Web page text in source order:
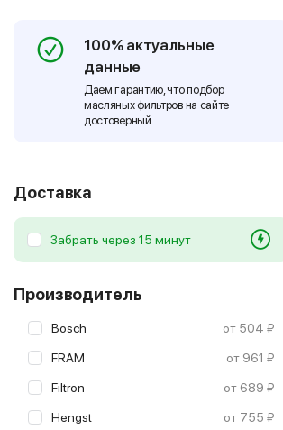
100% актуальные
данные
Даем гарантию, что подбор
масляных фильтров на сайте
достоверный
Доставка
Забрать через 15 минут
Производитель
Bosch от 504 ₽
FRAM от 961 ₽
Filtron от 689 ₽
Hengst от 755 ₽